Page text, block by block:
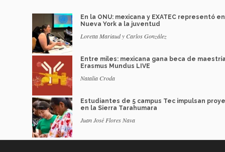
En la ONU: mexicana y EXATEC representó en
Nueva York a la juventud
Loretta Mariaud y Carlos González
Entre miles: mexicana gana beca de maestría
Erasmus Mundus LIVE
Natalia Croda
Estudiantes de 5 campus Tec impulsan
en la Sierra Tarahumara
Juan José Flores Nava